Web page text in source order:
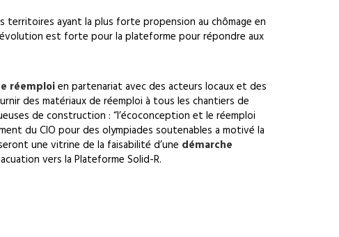
territoires ayant la plus forte propension au chômage en
est forte pour la plateforme pour répondre aux
réemploien partenariat avec des acteurs locaux et des
des matériaux de réemploi à tous les chantiers de
de construction : “l’écoconception et le réemploi
du CIO pour des olympiades soutenables a motivé la
une vitrine de la faisabilité d’une démarche
vers la Plateforme Solid-R.